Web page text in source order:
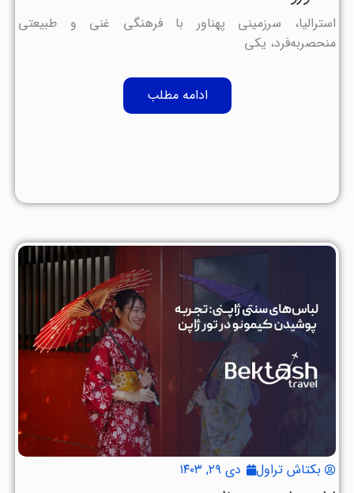
استرالیا، سرزمینی پهناور با فرهنگی غنی و طبیعتی
منحصربه‌فرد، یکی
ادامه مطلب
بکتاش تراول دی ۲۹, ۱۴۰۳